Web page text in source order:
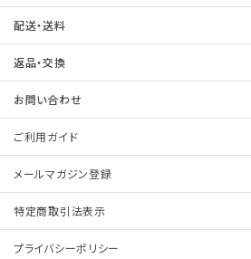
配送・送料
返品・交換
お問い合わせ
ご利用ガイド
メールマガジン登録
特定商取引法表示
プライバシーポリシー